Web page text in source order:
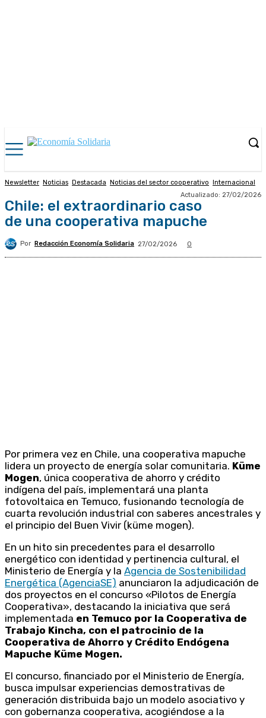
Newsletter Noticias Destacada Noticias del sector cooperativo
Internacional
Actualizado: 27/02/2026
Chile: el extraordinario caso
de una cooperativa mapuche
Por Redacción Economía Solidaria 27/02/2026 0
Por primera vez en Chile, una cooperativa mapuche
lidera un proyecto de energía solar comunitaria. Küme
Mogen, única cooperativa de ahorro y crédito
indígena del país, implementará una planta
fotovoltaica en Temuco, fusionando tecnología de
cuarta revolución industrial con saberes ancestrales y
el principio del Buen Vivir (küme mogen).
En un hito sin precedentes para el desarrollo
energético con identidad y pertinencia cultural, el
Ministerio de Energía y la Agencia de Sostenibilidad
Energética (AgenciaSE) anunciaron la adjudicación de
dos proyectos en el concurso «Pilotos de Energía
Cooperativa», destacando la iniciativa que será
implementada en Temuco por la Cooperativa de
Trabajo Kincha, con el patrocinio de la
Cooperativa de Ahorro y Crédito Endógena
Mapuche Küme Mogen.
El concurso, financiado por el Ministerio de Energía,
busca impulsar experiencias demostrativas de
generación distribuida bajo un modelo asociativo y
con gobernanza cooperativa, acogiéndose a la